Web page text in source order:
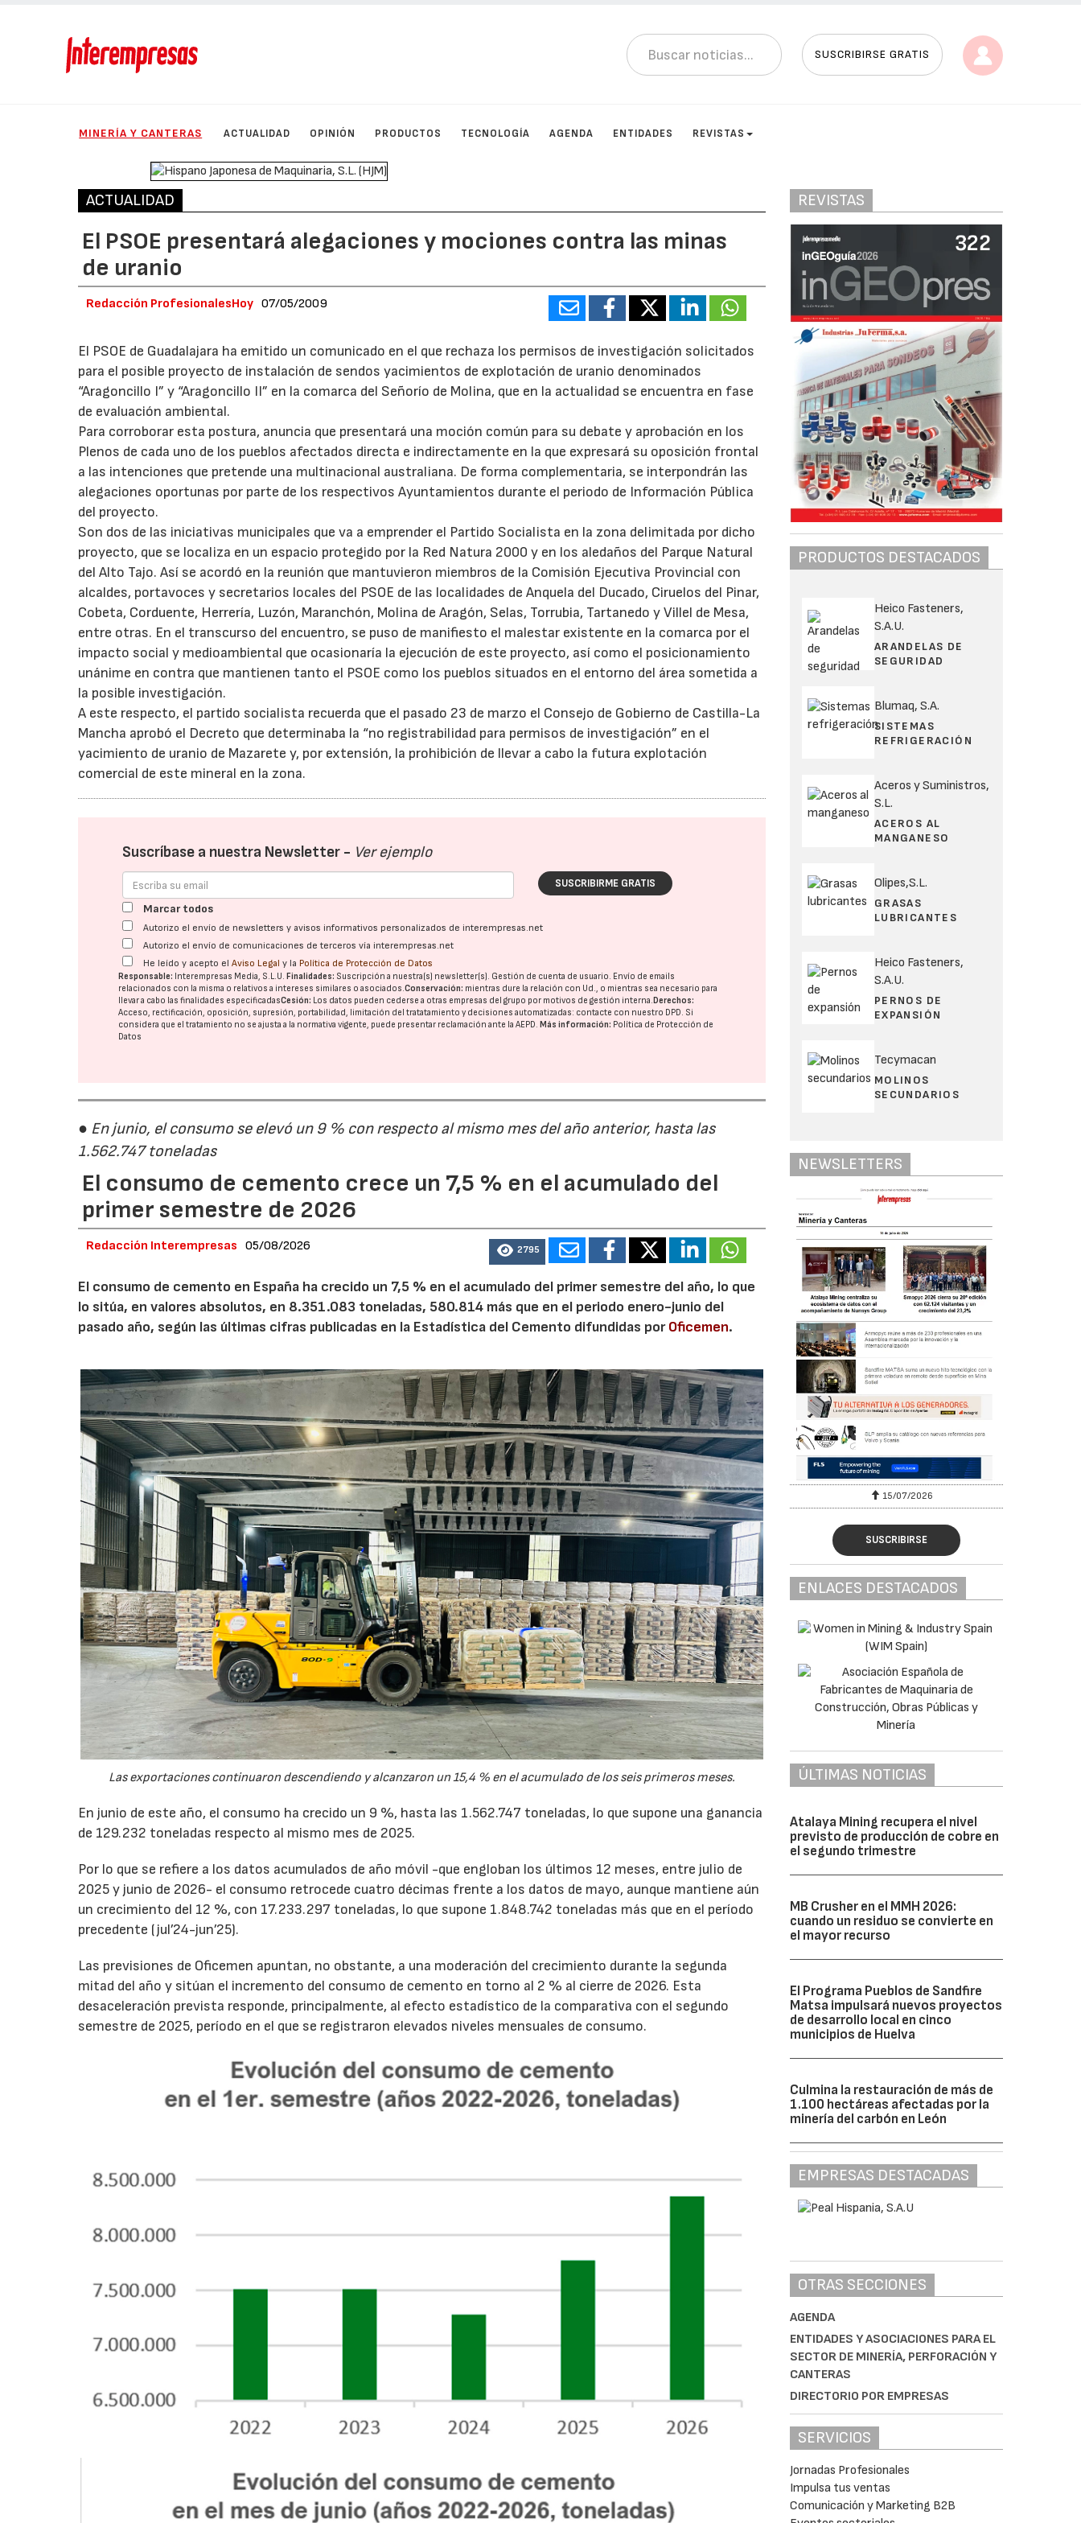
SUSCRIBIRSE GRATIS
MINERÍA Y CANTERAS ACTUALIDAD OPINIÓN PRODUCTOS TECNOLOGÍA AGENDA ENTIDADES REVISTAS
ACTUALIDAD
El PSOE presentará alegaciones y mociones contra las minas
de uranio
Redacción ProfesionalesHoy 07/05/2009
El PSOE de Guadalajara ha emitido un comunicado en el que rechaza los permisos de investigación solicitados
para el posible proyecto de instalación de sendos yacimientos de explotación de uranio denominados
“Aragoncillo I” y “Aragoncillo II” en la comarca del Señorío de Molina, que en la actualidad se encuentra en fase
de evaluación ambiental.
Para corroborar esta postura, anuncia que presentará una moción común para su debate y aprobación en los
Plenos de cada uno de los pueblos afectados directa e indirectamente en la que expresará su oposición frontal
a las intenciones que pretende una multinacional australiana. De forma complementaria, se interpondrán las
alegaciones oportunas por parte de los respectivos Ayuntamientos durante el periodo de Información Pública
del proyecto.
Son dos de las iniciativas municipales que va a emprender el Partido Socialista en la zona delimitada por dicho
proyecto, que se localiza en un espacio protegido por la Red Natura 2000 y en los aledaños del Parque Natural
del Alto Tajo. Así se acordó en la reunión que mantuvieron miembros de la Comisión Ejecutiva Provincial con
alcaldes, portavoces y secretarios locales del PSOE de las localidades de Anquela del Ducado, Ciruelos del Pinar,
Cobeta, Corduente, Herrería, Luzón, Maranchón, Molina de Aragón, Selas, Torrubia, Tartanedo y Villel de Mesa,
entre otras. En el transcurso del encuentro, se puso de manifiesto el malestar existente en la comarca por el
impacto social y medioambiental que ocasionaría la ejecución de este proyecto, así como el posicionamiento
unánime en contra que mantienen tanto el PSOE como los pueblos situados en el entorno del área sometida a
la posible investigación.
A este respecto, el partido socialista recuerda que el pasado 23 de marzo el Consejo de Gobierno de Castilla-La
Mancha aprobó el Decreto que determinaba la “no registrabilidad para permisos de investigación” en el
yacimiento de uranio de Mazarete y, por extensión, la prohibición de llevar a cabo la futura explotación
comercial de este mineral en la zona.
Suscríbase a nuestra Newsletter - Ver ejemplo
SUSCRIBIRME GRATIS
Marcar todos
Autorizo el envío de newsletters y avisos informativos personalizados de interempresas.net
Autorizo el envío de comunicaciones de terceros vía interempresas.net
He leído y acepto elAviso Legal y la Política de Protección de Datos
Responsable: Interempresas Media, S.L.U. Finalidades: Suscripción a nuestra(s) newsletter(s). Gestión de cuenta de usuario. Envío de emails
relacionados con la misma o relativos a intereses similares o asociados.Conservación: mientras dure la relación con Ud., o mientras sea necesario para
llevar a cabo las finalidades especificadasCesión: Los datos pueden cederse a otras empresas del grupo por motivos de gestión interna. Derechos:
Acceso, rectificación, oposición, supresión, portabilidad, limitación del tratatamiento y decisiones automatizadas: contacte con nuestro DPD. Si
considera que el tratamiento no se ajusta a la normativa vigente, puede presentar reclamación ante laAEPD. Más información: Política de Protección de
Datos
● En junio, el consumo se elevó un 9 % con respecto al mismo mes del año anterior, hasta las
1.562.747 toneladas
El consumo de cemento crece un 7,5 % en el acumulado del
primer semestre de 2026
Redacción Interempresas 05/08/2026 2795
El consumo de cemento en España ha crecido un 7,5 % en el acumulado del primer semestre del año, lo que
lo sitúa, en valores absolutos, en 8.351.083 toneladas, 580.814 más que en el periodo enero-junio del
pasado año, según las últimas cifras publicadas en la Estadística del Cemento difundidas porOficemen.
Las exportaciones continuaron descendiendo y alcanzaron un 15,4 % en el acumulado de los seis primeros meses.
En junio de este año, el consumo ha crecido un 9 %, hasta las 1.562.747 toneladas, lo que supone una ganancia
de 129.232 toneladas respecto al mismo mes de 2025.
Por lo que se refiere a los datos acumulados de año móvil -que engloban los últimos 12 meses, entre julio de
2025 y junio de 2026- el consumo retrocede cuatro décimas frente a los datos de mayo, aunque mantiene aún
un crecimiento del 12 %, con 17.233.297 toneladas, lo que supone 1.848.742 toneladas más que en el período
precedente (jul’24-jun’25).
Las previsiones de Oficemen apuntan, no obstante, a una moderación del crecimiento durante la segunda
mitad del año y sitúan el incremento del consumo de cemento en torno al 2 % al cierre de 2026. Esta
desaceleración prevista responde, principalmente, al efecto estadístico de la comparativa con el segundo
semestre de 2025, período en el que se registraron elevados niveles mensuales de consumo.
REVISTAS
PRODUCTOS DESTACADOS
Heico Fasteners,
S.A.U.
ARANDELAS DE
SEGURIDAD
Blumaq, S.A.
SISTEMAS
REFRIGERACIÓN
Aceros y Suministros,
S.L.
ACEROS AL
MANGANESO
Olipes,S.L.
GRASAS
LUBRICANTES
Heico Fasteners,
S.A.U.
PERNOS DE
EXPANSIÓN
Tecymacan
MOLINOS
SECUNDARIOS
NEWSLETTERS
15/07/2026 29/07/2026 15/07/2026
SUSCRIBIRSE
ENLACES DESTACADOS
ÚLTIMAS NOTICIAS
Atalaya Mining recupera el nivel
previsto de producción de cobre en
el segundo trimestre
MB Crusher en el MMH 2026:
cuando un residuo se convierte en
el mayor recurso
El Programa Pueblos de Sandfire
Matsa impulsará nuevos proyectos
de desarrollo local en cinco
municipios de Huelva
Culmina la restauración de más de
1.100 hectáreas afectadas por la
minería del carbón en León
EMPRESAS DESTACADAS
OTRAS SECCIONES
AGENDA
ENTIDADES Y ASOCIACIONES PARA EL
SECTOR DE MINERÍA, PERFORACIÓN Y
CANTERAS
DIRECTORIO POR EMPRESAS
SERVICIOS
Jornadas Profesionales
Impulsa tus ventas
Comunicación y Marketing B2B